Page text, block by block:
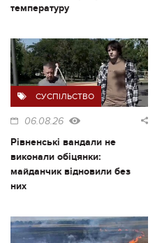
температуру
СУСПІЛЬСТВО
06.08.26
Рівненські вандали не
виконали обіцянки:
майданчик відновили без
них